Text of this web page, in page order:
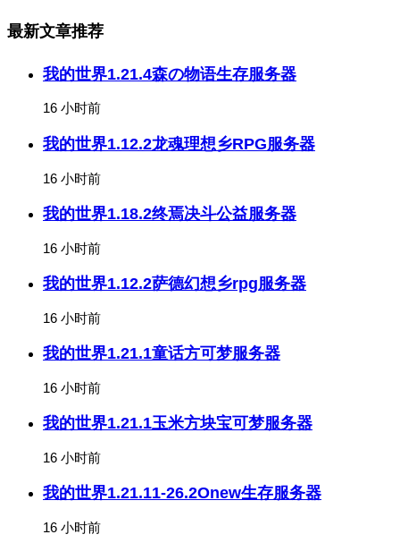
最新文章推荐
我的世界1.21.4森の物语生存服务器
16 小时前
我的世界1.12.2龙魂理想乡RPG服务器
16 小时前
我的世界1.18.2终焉决斗公益服务器
16 小时前
我的世界1.12.2萨德幻想乡rpg服务器
16 小时前
我的世界1.21.1童话方可梦服务器
16 小时前
我的世界1.21.1玉米方块宝可梦服务器
16 小时前
我的世界1.21.11-26.2Onew生存服务器
16 小时前